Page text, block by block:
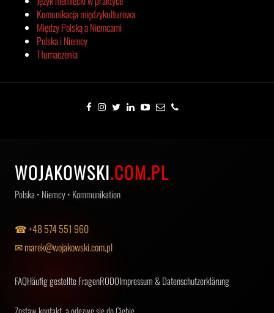
Komunikacja międzykulturowa
Między Polską a Niemcami
Polska i Niemcy
Tłumaczenia
WOJAKOWSKI.COM.PL
Polska • Niemcy • Kommunikation
☎ +48 574 551 960
✉ marek@wojakowski.com.pl
FAQHäufig gestellte FragenRODOImpressum & Datenschutzerklärung